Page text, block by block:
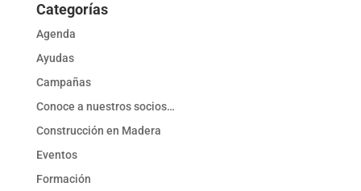
Categorías
Agenda
Ayudas
Campañas
Conoce a nuestros socios…
Construcción en Madera
Eventos
Formación